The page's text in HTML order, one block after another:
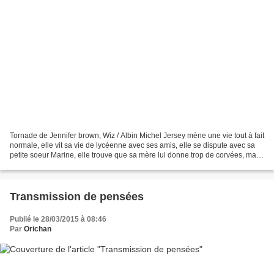
Tornade de Jennifer brown, Wiz / Albin Michel Jersey mène une vie tout à fait
normale, elle vit sa vie de lycéenne avec ses amis, elle se dispute avec sa
petite soeur Marine, elle trouve que sa mère lui donne trop de corvées, mais
Transmission de pensées
Publié le 28/03/2015 à 08:46
Par Orichan